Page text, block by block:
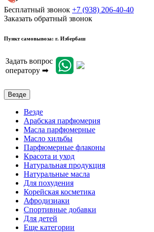
Бесплатный звонок +7 (938) 206-40-40
Заказать обратный звонок
Пункт самовывоза: г. Избербаш
Задать вопрос
оператору ➡
Везде
Везде
Арабская парфюмерия
Масла парфюмерные
Масло хильбы
Парфюмерные флаконы
Красота и уход
Натуральная продукция
Натуральные масла
Для похудения
Корейская косметика
Афродизиаки
Спортивные добавки
Для детей
Еще категории